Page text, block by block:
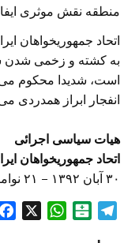
منطقه نقش موثری ایفا
اتحاد جمهوریخواهان
به کشته و زخمی شدن
است، شدیدا محکوم می
انفجار ابراز همدردی
هیات سیاسی اجرائی
اتحاد جمهوریخواهان
۳۰ آبان ۱۳۹۲ – ۲۱ نوامبر ۲۰۱۳
W